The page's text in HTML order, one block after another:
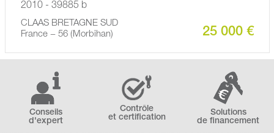
2010 - 39885 b
CLAAS BRETAGNE SUD
France − 56 (Morbihan)
25 000 €
Conseils
d'expert
Contrôle
et certification
Solutions
de financement